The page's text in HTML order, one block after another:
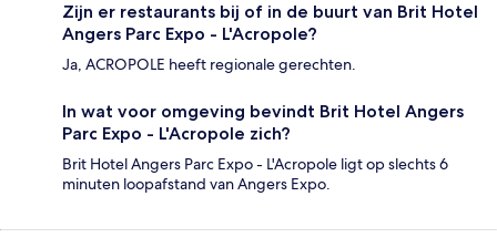
Zijn er restaurants bij of in de buurt van Brit Hotel
Angers Parc Expo - L'Acropole?
Ja, ACROPOLE heeft regionale gerechten.
In wat voor omgeving bevindt Brit Hotel Angers
Parc Expo - L'Acropole zich?
Brit Hotel Angers Parc Expo - L'Acropole ligt op slechts 6
minuten loopafstand van Angers Expo.